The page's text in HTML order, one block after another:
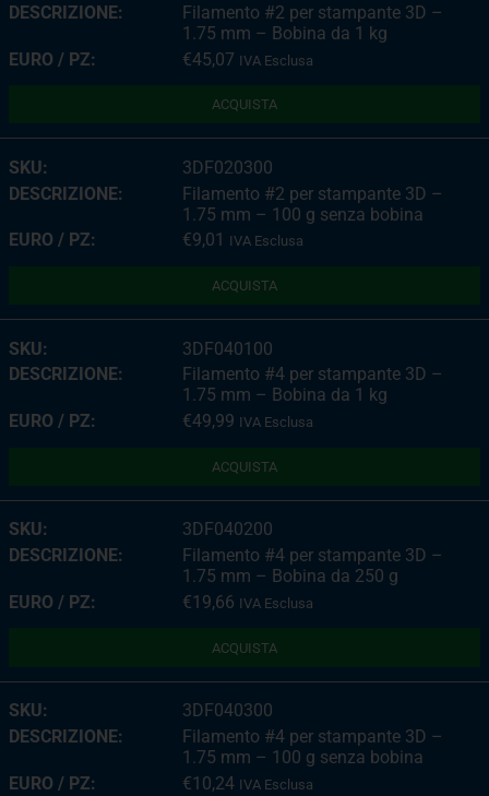
Filamento #2 per stampante 3D –
1.75 mm – Bobina da 1 kg
€45,07 IVA Esclusa
ACQUISTA
3DF020300
Filamento #2 per stampante 3D –
1.75 mm – 100 g senza bobina
€9,01 IVA Esclusa
ACQUISTA
3DF040100
Filamento #4 per stampante 3D –
1.75 mm – Bobina da 1 kg
€49,99 IVA Esclusa
ACQUISTA
3DF040200
Filamento #4 per stampante 3D –
1.75 mm – Bobina da 250 g
€19,66 IVA Esclusa
ACQUISTA
3DF040300
Filamento #4 per stampante 3D –
1.75 mm – 100 g senza bobina
€10,24 IVA Esclusa